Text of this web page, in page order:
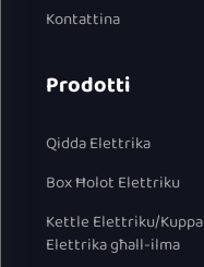
Kontattina
Prodotti
Qidda Elettrika
Box Ħolot Elettriku
Kettle Elettriku/Kuppa
Elettrika għall-ilma